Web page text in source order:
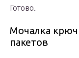
Готово.
Мочалка
пакетов